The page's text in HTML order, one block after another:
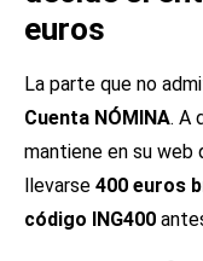
euros
La parte que no
Cuenta NÓMINA. A
mantiene en su web
llevarse 400 euros
código ING400